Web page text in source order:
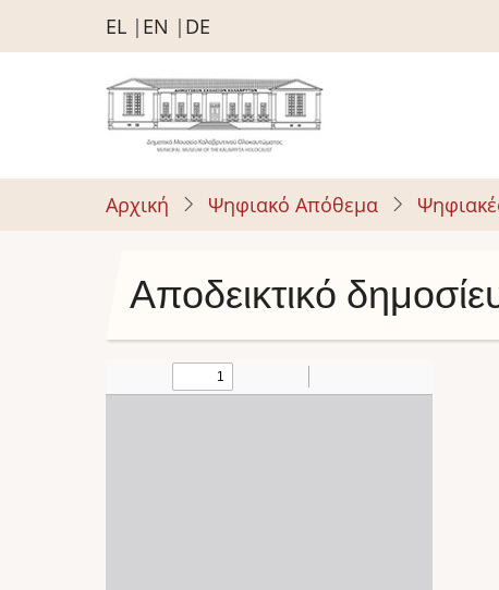
Παράκαμψη
προς
περιεχόμενο
EL EN DE
Αρχική Ψηφιακό Απόθεμα
Αποδεικτικό